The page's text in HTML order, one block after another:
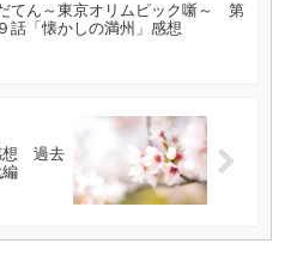
てん～東京オリムピック噺～ 第
話「懐かしの満州」感想
想 過去